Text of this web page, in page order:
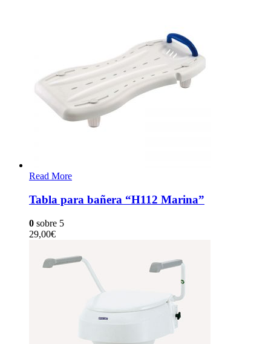
Read More
Tabla para bañera “H112 Marina”
0 sobre 5
29,00€